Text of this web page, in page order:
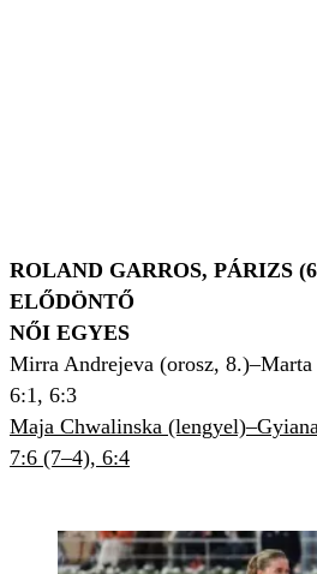
ROLAND GARROS, PÁRIZS
ELŐDÖNTŐ
NŐI EGYES
Mirra Andrejeva (orosz,
6:1, 6:3
Maja Chwalinska (lengyel)–
7:6 (7–4), 6:4